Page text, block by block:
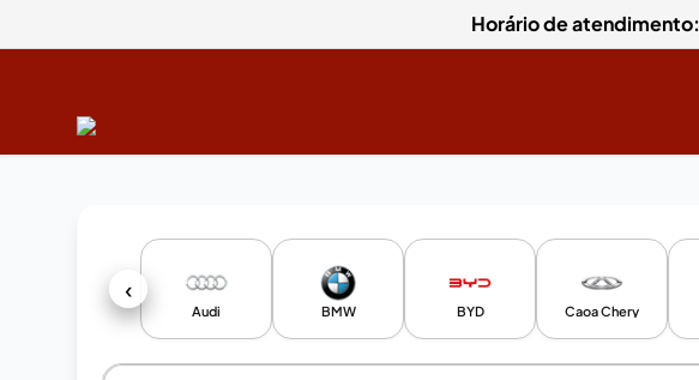
Horário de atendimento:
‹
Audi BMW BYD Caoa Chery